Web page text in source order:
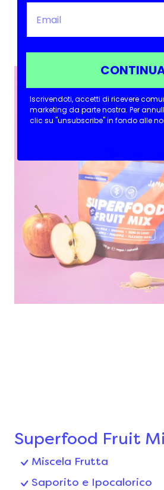
Superfood Fruit
Miscela Frutta
Saporito e Ipocalorico
Iscrivendoti, accetti di ricevere
marketing da parte nostra. Per
clic su "unsubscribe" in fondo alle